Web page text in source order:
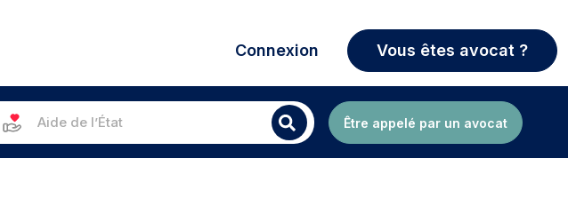
Connexion Vous êtes avocat ?
Aide de l’État Être appelé par un avocat